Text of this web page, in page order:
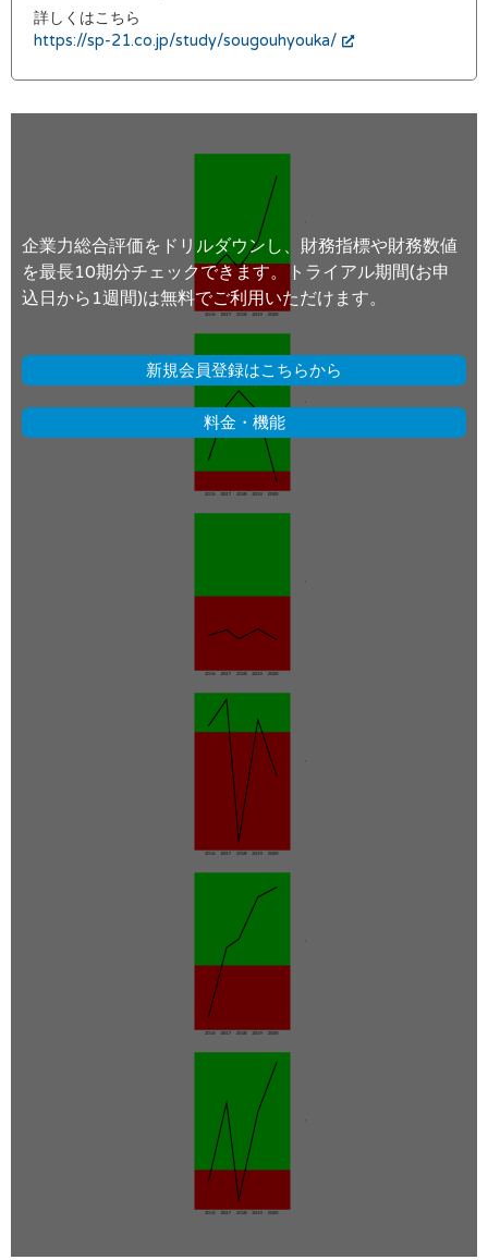
詳しくはこちら
https://sp-21.co.jp/study/sougouhyouka/
企業力総合評価をドリルダウンし、財務指標や財務数値
を最長10期分チェックできます。トライアル期間(お申
込日から1週間)は無料でご利用いただけます。
新規会員登録はこちらから
料金・機能